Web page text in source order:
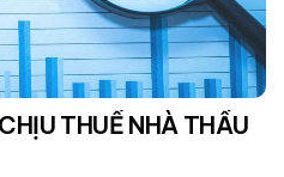
THUẾ NHÀ THẦU